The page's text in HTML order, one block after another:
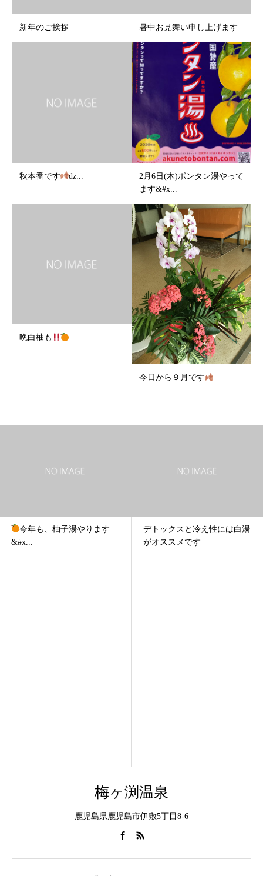
新年のご挨拶 暑中お見舞い申し上げます
秋本番です ǳ...
2月6日(木)ボンタン湯やって
ます&#x...
晩白柚も
今日から９月です
デトックスと冷え性には白湯
温泉のポータルサイトをま
めてみました
梅ヶ渕温泉
鹿児島県鹿児島市伊敷5丁目8-6